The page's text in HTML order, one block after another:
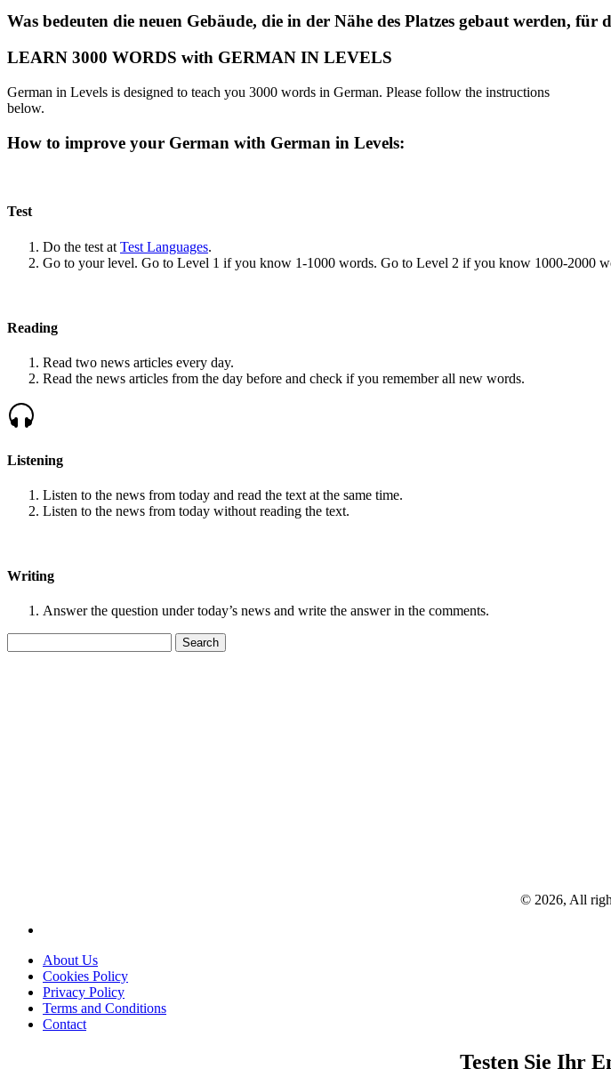
Was bedeuten die neuen Gebäude, die in der Nähe des Platzes gebaut werden, für
LEARN 3000 WORDS with GERMAN IN LEVELS
German in Levels is designed to teach you 3000 words in German. Please follow the instructions
below.
How to improve your German with German in Levels:
Test
Do the test at Test Languages.
Go to your level. Go to Level 1 if you know 1-1000 words. Go to Level 2 if you know 1000-2000
Reading
Read two news articles every day.
Read the news articles from the day before and check if you remember all new words.
Listening
Listen to the news from today and read the text at the same time.
Listen to the news from today without reading the text.
Writing
Answer the question under today’s news and write the answer in the comments.
for:
© 2026, All
About Us
Cookies Policy
Privacy Policy
Terms and Conditions
Contact
Testen Sie Ihr